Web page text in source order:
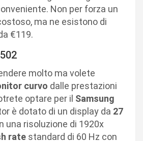
Non per forza un
ma ne esistono di
€119.
molto ma volete
curvo dalle prestazioni
optare per il Samsung
è dotato di un display da 27
una risoluzione di 1920x
rate standard di 60 Hz con